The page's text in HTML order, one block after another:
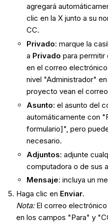
agregará
clic en la X junto a su
CC.
Privado: marque la
a Privado para permitir
en el correo
nivel "Administrador"
proyecto vean el
Asunto: el asunto del
automáticamente con
formulario]", pero
necesario.
Adjuntos: adjunte
computadora o de sus
Mensaje: incluya un
Haga clic en Enviar.
Nota:El correo electrónico
en los campos "Para" y